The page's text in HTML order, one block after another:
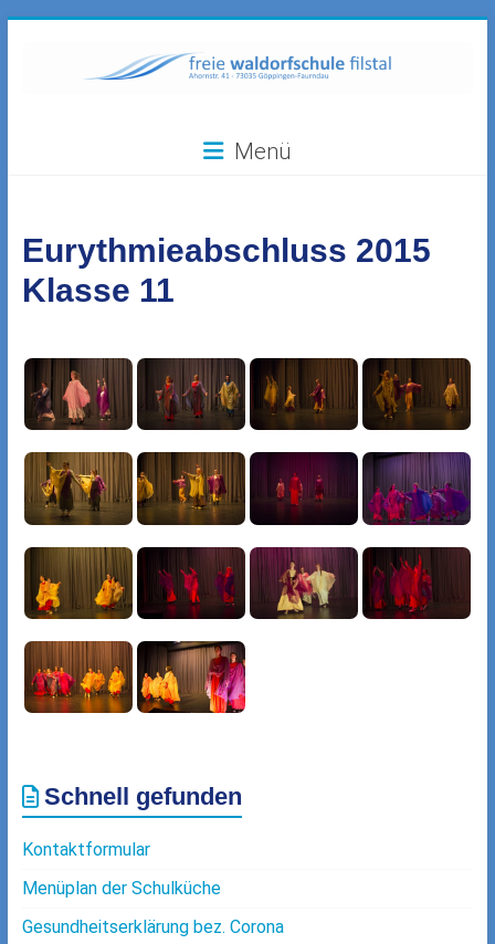
Waldorfschule
73035
Göppingen-
Faurndau,
41
Menü
Eurythmieabschluss 2015
Klasse 11
Schnell gefunden
Kontaktformular
Menüplan der Schulküche
Gesundheitserklärung bez. Corona